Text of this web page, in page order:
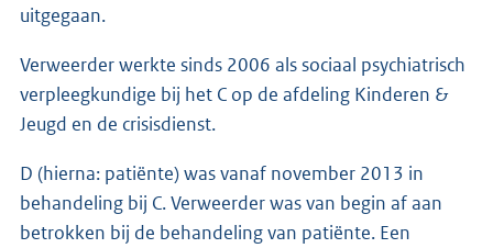
uitgegaan.
Verweerder werkte sinds 2006 als sociaal psychiatrisch
verpleegkundige bij het C op de afdeling Kinderen &
Jeugd en de crisisdienst.
D (hierna: patiënte) was vanaf november 2013 in
behandeling bij C. Verweerder was van begin af aan
betrokken bij de behandeling van patiënte. Een